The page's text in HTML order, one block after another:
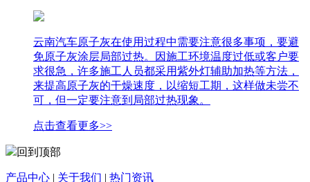
云南汽车原子灰在使用过程中需要注意很多事项，要避
免原子灰涂层局部过热。因施工环境温度过低或客户要
求很急，许多施工人员都采用紫外灯辅助加热等方法，
来提高原子灰的干燥速度，以缩短工期，这样做未尝不
可，但一定要注意到局部过热现象。
点击查看更多>>
回到顶部
产品中心 | 关于我们 | 热门资讯